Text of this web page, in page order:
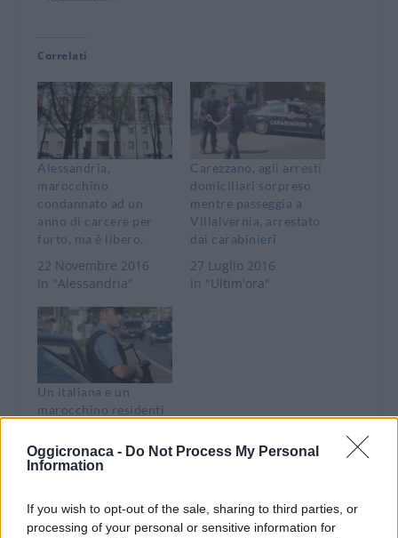
Oggicronaca - Do Not Process My Personal
Information
If you wish to opt-out of the sale, sharing to third parties, or
processing of your personal or sensitive information for
Correlati
Alessandria,
marocchino
condannato ad un
anno di carcere per
furto, ma è libero.
22 Novembre 2016
In "Alessandria"
Carezzano, agli arresti
domiciliari sorpreso
mentre passeggia a
Villalvernia, arrestato
dai carabinieri
27 Luglio 2016
In "Ultim'ora"
Un italiana e un
marocchino residenti
arrestati per rapina
17 Settembre 2015